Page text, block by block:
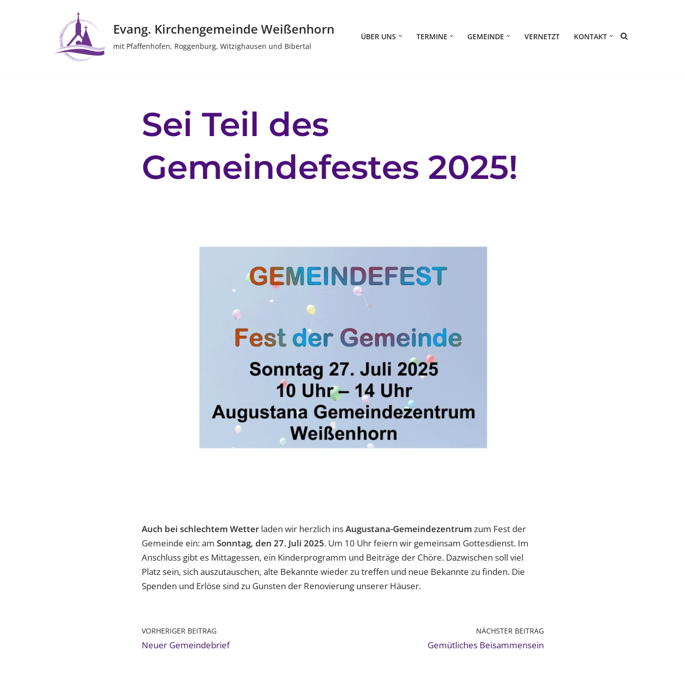
Evang. Kirchengemeinde Weißenhorn
mit Pfaffenhofen, Roggenburg, Witzighausen und Bibertal
ÜBER UNS TERMINE GEMEINDE VERNETZT KONTAKT
Sei Teil des
Gemeindefestes 2025!
Auch bei schlechtem Wetterladen wir herzlich insAugustana-Gemeindezentrum zum Fest der
Gemeinde ein: am Sonntag, den 27. Juli 2025. Um 10 Uhr feiern wir gemeinsam Gottesdienst. Im
Anschluss gibt es Mittagessen, ein Kinderprogramm und Beiträge der Chöre. Dazwischen soll viel
Platz sein, sich auszutauschen, alte Bekannte wieder zu treffen und neue Bekannte zu finden. Die
Spenden und Erlöse sind zu Gunsten der Renovierung unserer Häuser.
VORHERIGER BEITRAG
Neuer Gemeindebrief
NÄCHSTER BEITRAG
Gemütliches Beisammensein